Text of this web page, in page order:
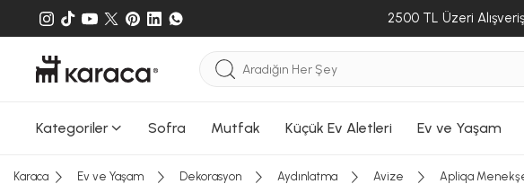
2500 TL Üzeri
Kategoriler Sofra Mutfak Küçük Ev Aletleri Ev ve Yaşam
Karaca Ev ve Yaşam Dekorasyon Aydınlatma Avize Apliqa